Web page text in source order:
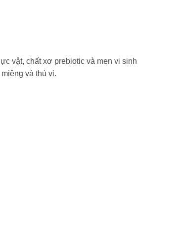
vật, chất xơ prebiotic và men vi sinh
và thú vị.